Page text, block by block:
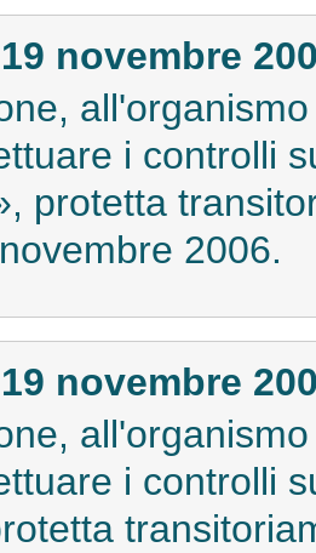
novembre
i controlli
protetta
2006.
novembre
i controlli